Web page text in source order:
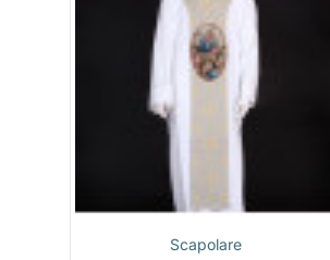
Scapolare